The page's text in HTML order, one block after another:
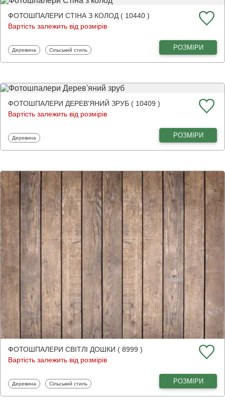
ФОТОШПАЛЕРИ СТІНА З КОЛОД ( 10440 )
Вартість залежить від розмірів
Фотошпалери
Деревина Фотошпалери
Сільський стиль РОЗМІРИ
ФОТОШПАЛЕРИ ДЕРЕВ'ЯНИЙ ЗРУБ ( 10409 )
Вартість залежить від розмірів
Фотошпалери
Деревина РОЗМІРИ
ФОТОШПАЛЕРИ СВІТЛІ ДОШКИ ( 8999 )
Вартість залежить від розмірів
Фотошпалери
Деревина Фотошпалери
Сільський стиль РОЗМІРИ